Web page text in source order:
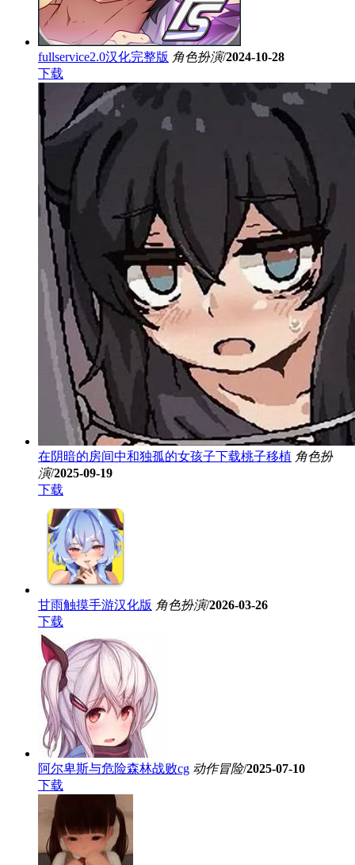
fullservice2.0汉化完整版 角色扮演/2024-10-28
下载
在阴暗的房间中和独孤的女孩子下载桃子移植 角色扮
演/2025-09-19
下载
甘雨触摸手游汉化版 角色扮演/2026-03-26
下载
阿尔卑斯与危险森林战败cg 动作冒险/2025-07-10
下载